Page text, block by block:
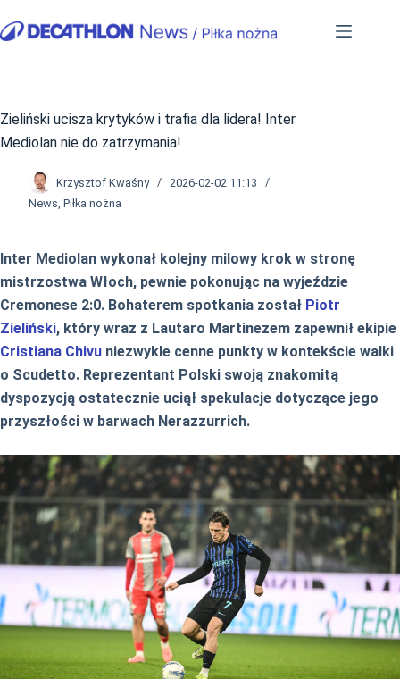
do
Zieliński ucisza krytyków i trafia dla lidera! Inter
Mediolan nie do zatrzymania!
Krzysztof Kwaśny
2026-02-02 11:13
News, Piłka nożna
Inter Mediolan wykonał kolejny milowy krok w stronę
mistrzostwa Włoch, pewnie pokonując na wyjeździe
Cremonese 2:0. Bohaterem spotkania został Piotr
Zieliński, który wraz z Lautaro Martinezem zapewnił ekipie
Cristiana Chivu niezwykle cenne punkty w kontekście walki
o Scudetto. Reprezentant Polski swoją znakomitą
dyspozycją ostatecznie uciął spekulacje dotyczące jego
przyszłości w barwach Nerazzurrich.